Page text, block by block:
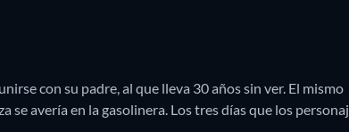
con su padre, al que lleva 30 años sin ver. El mismo
avería en la gasolinera. Los tres días que los